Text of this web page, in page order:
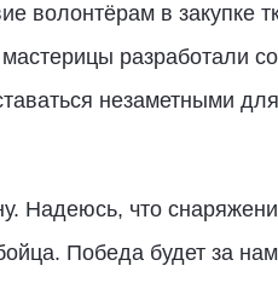
волонтёрам в закупке
разработали
незаметными для
Надеюсь, что
Победа будет за